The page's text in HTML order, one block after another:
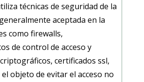
técnicas de seguridad de la
aceptada en la
como firewalls,
de control de acceso y
certificados ssl,
objeto de evitar el acceso no